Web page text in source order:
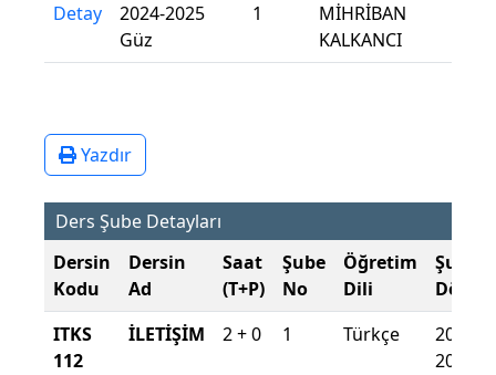
Detay
2024-2025
Güz
1
MİHRİBAN
KALKANCI
Yazdır
Ders Şube Detayları
Dersin
Kodu
Dersin
Ad
Saat
(T+P)
Şube
No
Öğretim
Dili
Şube
ITKS
112
İLETİŞİM 2 + 0 1 Türkçe
2024-
2025